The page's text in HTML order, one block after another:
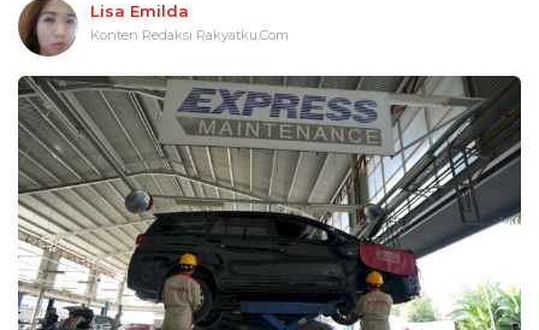
Lisa Emilda
Konten Redaksi Rakyatku.Com